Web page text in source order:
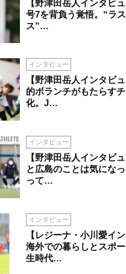
【野津田岳人インタビ
号7を背負う覚悟。“ラ
ス”…
インタビュー
【野津田岳人インタビ
的ボランチがもたらす
化。J…
インタビュー
【野津田岳人インタビ
と広島のことは気にな
って…
インタビュー
【レジーナ・小川愛イン
海外での暮らしとスポ
生時代…